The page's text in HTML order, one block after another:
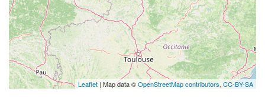
Leaflet | Map data ©OpenStreetMap contributors,CC-BY-SA